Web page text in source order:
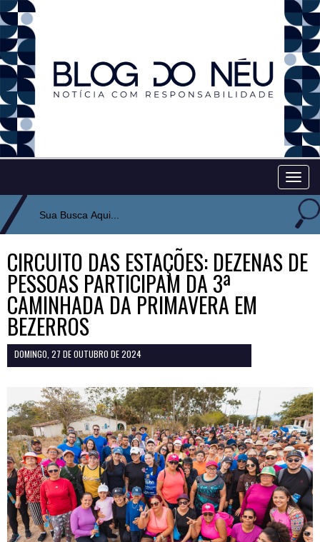
CIRCUITO DAS ESTAÇÕES: DEZENAS DE
PESSOAS PARTICIPAM DA 3ª
CAMINHADA DA PRIMAVERA EM
BEZERROS
DOMINGO, 27 DE OUTUBRO DE 2024